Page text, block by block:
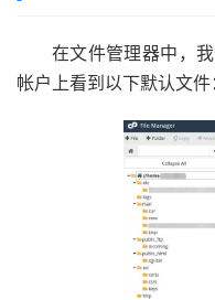
在文件管理器中，
帐户上看到以下默认文件